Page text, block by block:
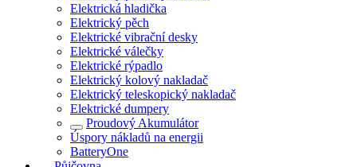
Elektrická hladička
Elektrický pěch
Elektrické vibrační desky
Elektrické válečky
Elektrické rýpadlo
Elektrický kolový nakladač
Elektrický teleskopický nakladač
Elektrické dumpery
Proudový Akumulátor
Úspory nákladů na energii
BatteryOne